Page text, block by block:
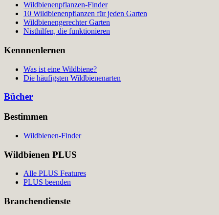
Wildbienenpflanzen-Finder
10 Wildbienenpflanzen für jeden Garten
Wildbienengerechter Garten
Nisthilfen, die funktionieren
Kennnenlernen
Was ist eine Wildbiene?
Die häufigsten Wildbienenarten
Bücher
Bestimmen
Wildbienen-Finder
Wildbienen PLUS
Alle PLUS Features
PLUS beenden
Branchendienste